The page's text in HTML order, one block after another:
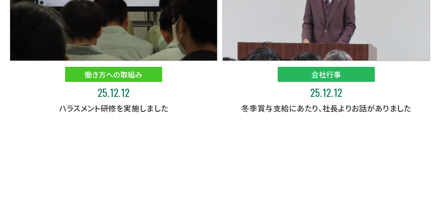
働き方への取組み
25.12.12
ハラスメント研修を実施しました
会社行事
25.12.12
冬季賞与支給にあたり、社長よりお話がありました